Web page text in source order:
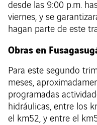
desde las 9:00 p.m.
viernes, y se
hagan parte de este
Obras en
Para este segundo
meses,
programadas
hidráulicas, entre los
el km52, y entre el